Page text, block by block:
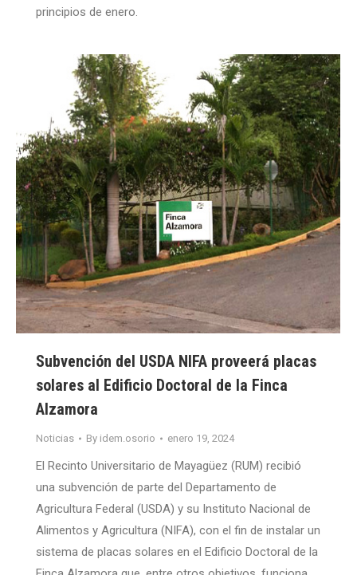
principios de enero.
Subvención del USDA NIFA proveerá placas
solares al Edificio Doctoral de la Finca
Alzamora
Noticias By idem.osorio enero 19, 2024
El Recinto Universitario de Mayagüez (RUM) recibió
una subvención de parte del Departamento de
Agricultura Federal (USDA) y su Instituto Nacional de
Alimentos y Agricultura (NIFA), con el fin de instalar un
sistema de placas solares en el Edificio Doctoral de la